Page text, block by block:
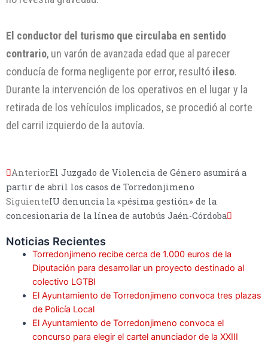
El conductor del turismo que circulaba en sentido
contrario, un varón de avanzada edad que al parecer
conducía de forma negligente por error, resultó ileso.
Durante la intervención de los operativos en el lugar y la
retirada de los vehículos implicados, se procedió al corte
del carril izquierdo de la autovía.
AnteriorEl Juzgado de Violencia de Género asumirá a
partir de abril los casos de Torredonjimeno
SiguienteIU denuncia la «pésima gestión» de la
concesionaria de la línea de autobús Jaén-Córdoba
Noticias Recientes
Torredonjimeno recibe cerca de 1.000 euros de la
Diputación para desarrollar un proyecto destinado al
colectivo LGTBI
El Ayuntamiento de Torredonjimeno convoca tres plazas
de Policía Local
El Ayuntamiento de Torredonjimeno convoca el
concurso para elegir el cartel anunciador de la XXIII